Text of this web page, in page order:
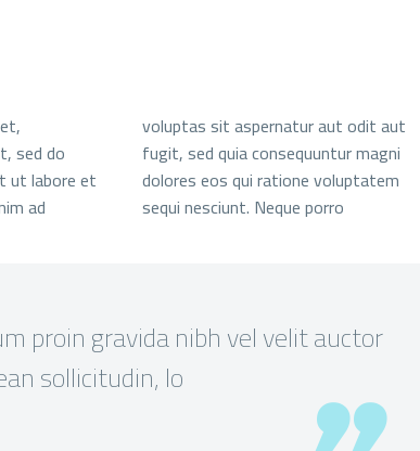
sed do
ut labore et
ad
voluptas sit aspernatur aut odit aut
fugit, sed quia consequuntur magni
dolores eos qui ratione voluptatem
sequi nesciunt. Neque porro
proin gravida nibh vel velit auctor
sollicitudin, lo